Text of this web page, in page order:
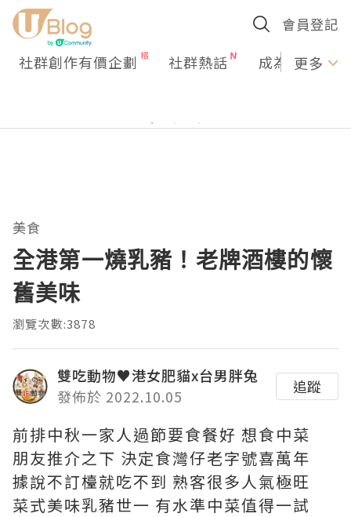
會員登記
社群創作有價企劃 社群熱話 成為U更多
美食
全港第一燒乳豬！老牌酒樓的懷
舊美味
瀏覽次數:3878
雙吃動物♥港女肥貓x台男胖兔
發佈於 2022.10.05
追蹤
前排中秋一家人過節要食餐好 想食中菜
朋友推介之下 決定食灣仔老字號喜萬年
據說不訂檯就吃不到 熟客很多人氣極旺
菜式美味乳豬世一 有水準中菜值得一試